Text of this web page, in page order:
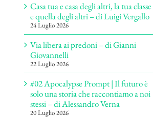
Casa tua e casa degli altri, la tua classe
e quella degli altri – di Luigi Vergallo
24 Luglio 2026
Via libera ai predoni – di Gianni
Giovannelli
22 Luglio 2026
#02 Apocalypse Prompt | Il futuro è
solo una storia che raccontiamo a noi
stessi – di Alessandro Verna
20 Luglio 2026